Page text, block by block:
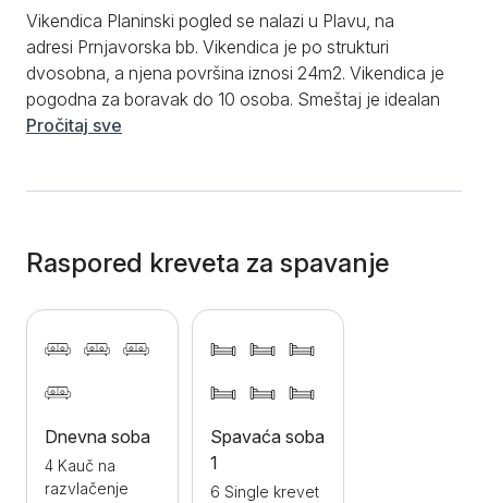
Vikendica Planinski pogled se nalazi u Plavu, na
adresi Prnjavorska bb. Vikendica je po strukturi
dvosobna, a njena površina iznosi 24m2. Vikendica je
pogodna za boravak do 10 osoba. Smeštaj je idealan
za sve koji tragaju za pravim autentičnim planinskim
opremljeno i poseduje kadu, potreban toaletni pribor i
peškire. Od dodatnih pogodnosti, smeštaj ima
obezbeđen parking i internet. Ispred smeštaja se
za dnevni odmor ili uživanje u kafi, čaju ili nekom
drugom omiljenom napitku. Smeštaj je pet friendly, pa
ljubimce. Vikendica raspolaže sa 6 kreveta za jednu
osobu, i sa tri kauča. Vikendica se nalazi iznad
Plavskog jezera na preko 1400 m n.v. Pruža se
Pročitaj sve
Raspored kreveta za spavanje
Dnevna soba
4 Kauč na
razvlačenje
Spavaća soba
1
6 Single krevet